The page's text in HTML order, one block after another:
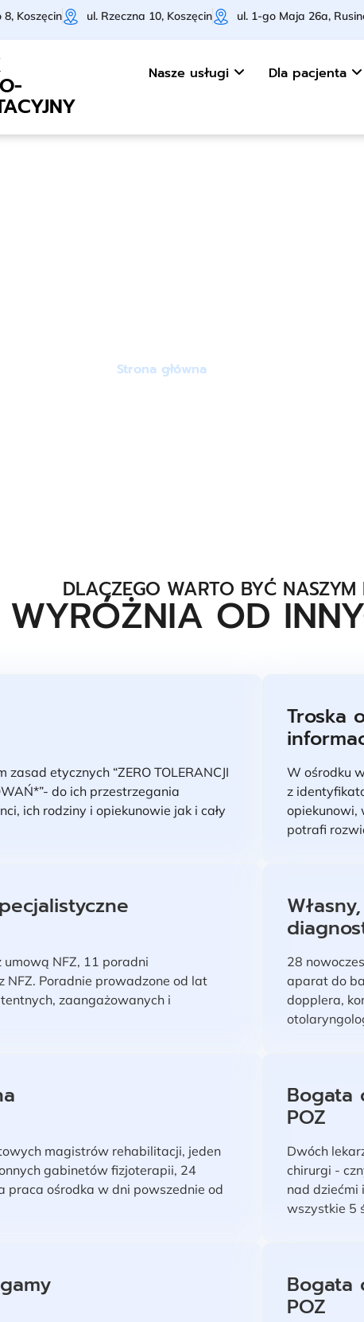
8, Koszęcin ul. Rzeczna 10, Koszęcin ul. 1-go Maja 26a,
Nasze usługi Dla pacjenta
Strona główna
DLACZEGO WARTO BYĆ NASZYM
OD
etycznych “ZERO TOLERANCJI
do ich przestrzegania
ich rodziny i opiekunowie jak i cały
Troska
W ośrodku
z
opiekunowi,
potrafi
NFZ, 11 poradni
NFZ. Poradnie prowadzone od lat
zaangażowanych i
28
aparat do
dopplera,
magistrów rehabilitacji, jeden
gabinetów fizjoterapii, 24
praca ośrodka w dni powszednie od
Bogata
POZ
Dwóch
chirurgi -
nad dziećmi
wszystkie 5
Bogata
POZ